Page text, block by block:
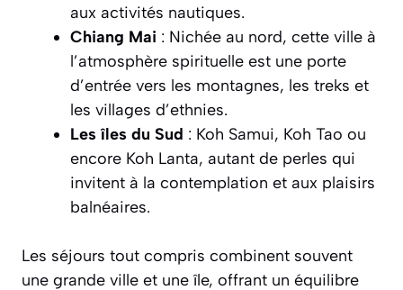
aux activités nautiques.
Chiang Mai : Nichée au nord, cette ville à
l’atmosphère spirituelle est une porte
d’entrée vers les montagnes, les treks et
les villages d’ethnies.
Les îles du Sud : Koh Samui, Koh Tao ou
encore Koh Lanta, autant de perles qui
invitent à la contemplation et aux plaisirs
balnéaires.
Les séjours tout compris combinent souvent
une grande ville et une île, offrant un équilibre